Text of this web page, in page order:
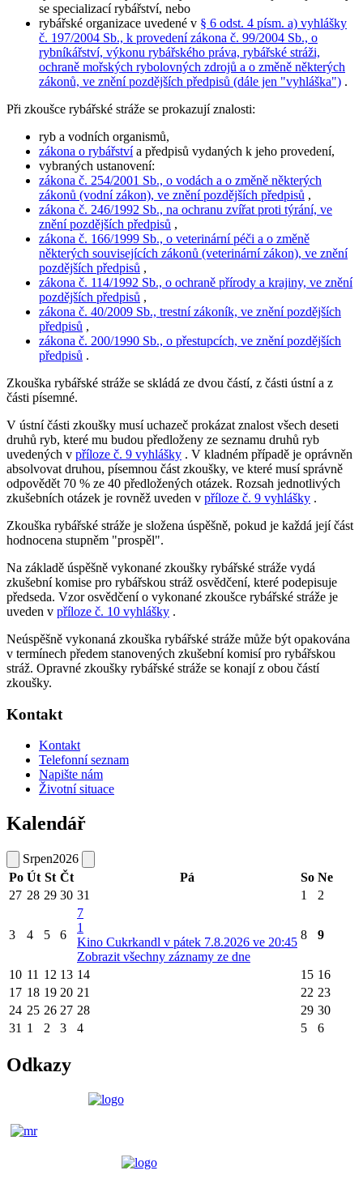
se specializací rybářství, nebo
rybářské organizace uvedené v § 6 odst. 4 písm. a) vyhlášky
č. 197/2004 Sb., k provedení zákona č. 99/2004 Sb., o
rybníkářství, výkonu rybářského práva, rybářské stráži,
ochraně mořských rybolovných zdrojů a o změně některých
zákonů, ve znění pozdějších předpisů (dále jen "vyhláška") .
Při zkoušce rybářské stráže se prokazují znalosti:
ryb a vodních organismů,
zákona o rybářstvía předpisů vydaných k jeho provedení,
vybraných ustanovení:
zákona č. 254/2001 Sb., o vodách a o změně některých
zákonů (vodní zákon), ve znění pozdějších předpisů ,
zákona č. 246/1992 Sb., na ochranu zvířat proti týrání, ve
znění pozdějších předpisů ,
zákona č. 166/1999 Sb., o veterinární péči a o změně
některých souvisejících zákonů (veterinární zákon), ve znění
pozdějších předpisů ,
zákona č. 114/1992 Sb., o ochraně přírody a krajiny, ve znění
pozdějších předpisů ,
zákona č. 40/2009 Sb., trestní zákoník, ve znění pozdějších
předpisů ,
zákona č. 200/1990 Sb., o přestupcích, ve znění pozdějších
předpisů .
Zkouška rybářské stráže se skládá ze dvou částí, z části ústní a z
části písemné.
V ústní části zkoušky musí uchazeč prokázat znalost všech deseti
druhů ryb, které mu budou předloženy ze seznamu druhů ryb
uvedených v příloze č. 9 vyhlášky . V kladném případě je oprávněn
absolvovat druhou, písemnou část zkoušky, ve které musí správně
odpovědět 70 % ze 40 předložených otázek. Rozsah jednotlivých
zkušebních otázek je rovněž uveden v příloze č. 9 vyhlášky .
Zkouška rybářské stráže je složena úspěšně, pokud je každá její část
hodnocena stupněm "prospěl".
Na základě úspěšně vykonané zkoušky rybářské stráže vydá
zkušební komise pro rybářskou stráž osvědčení, které podepisuje
předseda. Vzor osvědčení o vykonané zkoušce rybářské stráže je
uveden v příloze č. 10 vyhlášky .
Neúspěšně vykonaná zkouška rybářské stráže může být opakována
v termínech předem stanovených zkušební komisí pro rybářskou
stráž. Opravné zkoušky rybářské stráže se konají z obou částí
zkoušky.
Kontakt
Kontakt
Telefonní seznam
Napište nám
Životní situace
Kalendář
Srpen2026
Po Út St Čt Pá So Ne
27 28 29 30 31 1 2
3 4 5 6
7
1
Kino Cukrkandl v pátek 7.8.2026 ve 20:45
Zobrazit všechny záznamy ze dne
8 9
10 11 12 13 14 15 16
17 18 19 20 21 22 23
24 25 26 27 28 29 30
31 1 2 3 4 5 6
Odkazy